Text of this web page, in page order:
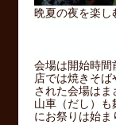
晩夏の夜を楽
会場は開始時
店では焼きそ
された会場はま
山車（だし）
にお祭りは始ま